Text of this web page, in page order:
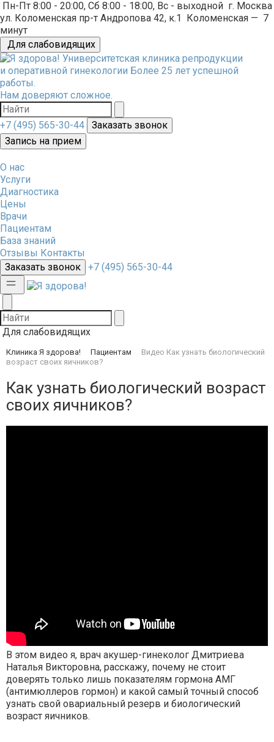
Пн-Пт 8:00 - 20:00, Сб 8:00 - 18:00, Вс - выходной г. Москва
ул. Коломенская пр-т Андропова 42, к.1 Коломенская — 7
минут
Для слабовидящих
Университетская клиника репродукции
и оперативной гинекологии Более 25 лет успешной
работы.
Нам доверяют сложное.
+7 (495) 565-30-44
Заказать звонок
Запись на прием
О нас
Услуги
Диагностика
Цены
Врачи
Пациентам
База знаний
Отзывы Контакты
Заказать звонок
+7 (495) 565-30-44
Для слабовидящих
Клиника Я здорова! Пациентам Видео Как узнать биологический
возраст своих яичников?
Как узнать биологический возраст
своих яичников?
В этом видео я, врач акушер-гинеколог Дмитриева
Наталья Викторовна, расскажу, почему не стоит
доверять только лишь показателям гормона АМГ
(антимюллеров гормон) и какой самый точный способ
узнать свой овариальный резерв и биологический
возраст яичников.